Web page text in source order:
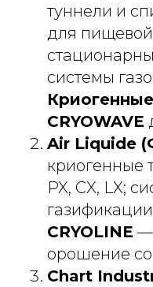
туннели и
для
системы
CRYOWAVE
Air Liquide
криогенные
PX, CX, LX;
CRYOLINE —
орошение со
Chart